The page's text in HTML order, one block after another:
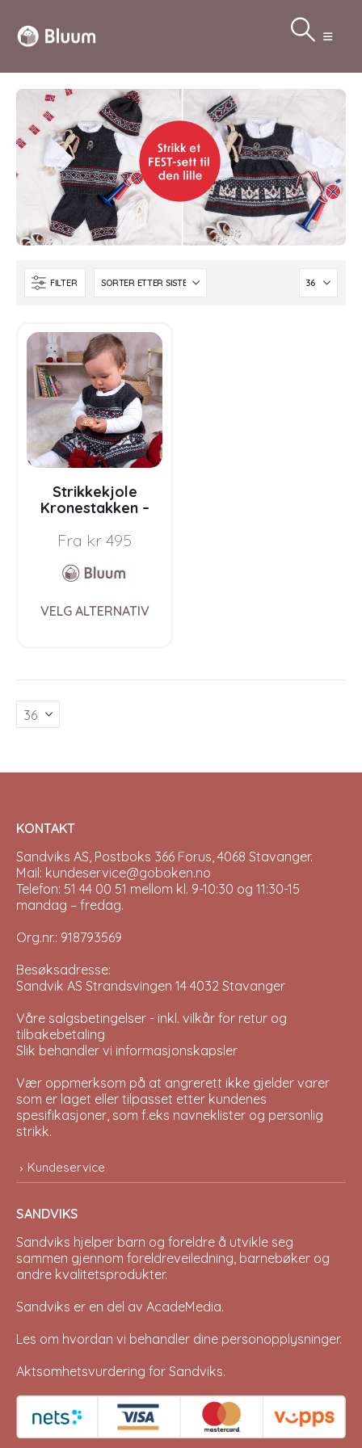
FILTER
Strikkekjole
Kronestakken –
Pure Eco Baby Wool
Fra kr 495
VELG ALTERNATIV
The
KONTAKT
Sandviks AS, Postboks 366 Forus, 4068 Stavanger.
Mail: kundeservice@goboken.no
Telefon: 51 44 00 51 mellom kl. 9-10:30 og 11:30-15
mandag – fredag.
Org.nr.: 918793569
Besøksadresse:
Sandvik AS Strandsvingen 14 4032 Stavanger
Våre salgsbetingelser - inkl. vilkår for retur og
tilbakebetaling
Slik behandler vi informasjonskapsler
Vær oppmerksom på at angrerett ikke gjelder varer
som er laget eller tilpasset etter kundenes
spesifikasjoner, som f.eks navneklister og personlig
strikk.
Kundeservice
SANDVIKS
Sandviks hjelper barn og foreldre å utvikle seg
sammen gjennom foreldreveiledning, barnebøker og
andre kvalitetsprodukter.
Sandviks er en del av AcadeMedia.
Les om hvordan vi behandler dine personopplysninger.
Aktsomhetsvurdering for Sandviks.